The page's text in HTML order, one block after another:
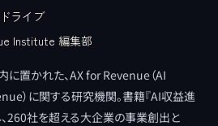
ライブ
Institute 編集部
に置かれた、AX for Revenue（AI
）に関する研究機関。書籍『AI収益進
260社を超える大企業の事業創出と